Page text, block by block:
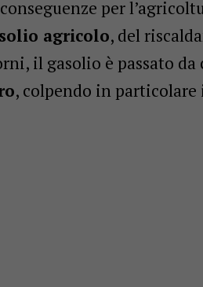
per
agricolo, del
il gasolio è passato
, colpendo in